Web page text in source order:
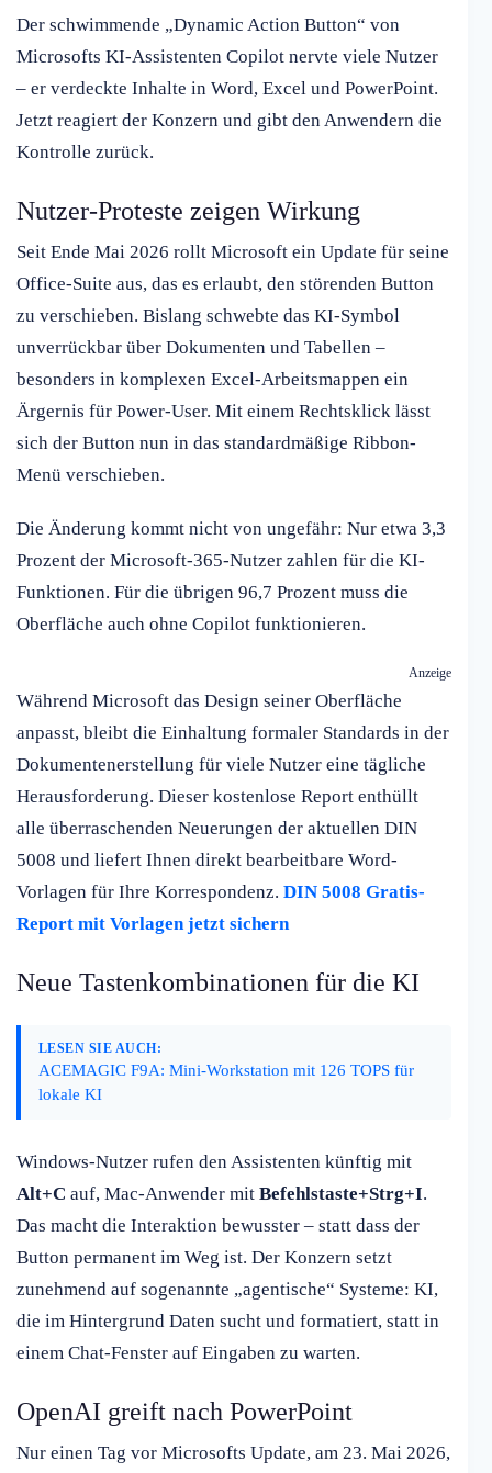
Der schwimmende „Dynamic Action Button“ von
Microsofts KI-Assistenten Copilot nervte viele Nutzer
– er verdeckte Inhalte in Word, Excel und PowerPoint.
Jetzt reagiert der Konzern und gibt den Anwendern die
Kontrolle zurück.
Nutzer-Proteste zeigen Wirkung
Seit Ende Mai 2026 rollt Microsoft ein Update für seine
Office-Suite aus, das es erlaubt, den störenden Button
zu verschieben. Bislang schwebte das KI-Symbol
unverrückbar über Dokumenten und Tabellen –
besonders in komplexen Excel-Arbeitsmappen ein
Ärgernis für Power-User. Mit einem Rechtsklick lässt
sich der Button nun in das standardmäßige Ribbon-
Menü verschieben.
Die Änderung kommt nicht von ungefähr: Nur etwa 3,3
Prozent der Microsoft-365-Nutzer zahlen für die KI-
Funktionen. Für die übrigen 96,7 Prozent muss die
Oberfläche auch ohne Copilot funktionieren.
Anzeige
Während Microsoft das Design seiner Oberfläche
anpasst, bleibt die Einhaltung formaler Standards in der
Dokumentenerstellung für viele Nutzer eine tägliche
Herausforderung. Dieser kostenlose Report enthüllt
alle überraschenden Neuerungen der aktuellen DIN
5008 und liefert Ihnen direkt bearbeitbare Word-
Vorlagen für Ihre Korrespondenz. DIN 5008 Gratis-
Report mit Vorlagen jetzt sichern
Neue Tastenkombinationen für die KI
LESEN SIE AUCH:
ACEMAGIC F9A: Mini-Workstation mit 126 TOPS für
lokale KI
Windows-Nutzer rufen den Assistenten künftig mit
Alt+C auf, Mac-Anwender mit Befehlstaste+Strg+I.
Das macht die Interaktion bewusster – statt dass der
Button permanent im Weg ist. Der Konzern setzt
zunehmend auf sogenannte „agentische“ Systeme: KI,
die im Hintergrund Daten sucht und formatiert, statt in
einem Chat-Fenster auf Eingaben zu warten.
OpenAI greift nach PowerPoint
Nur einen Tag vor Microsofts Update, am 23. Mai 2026,